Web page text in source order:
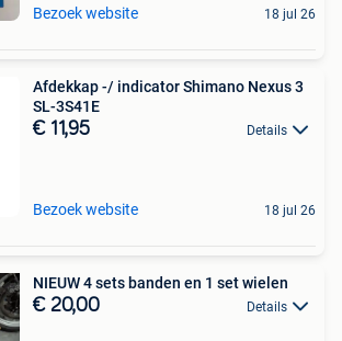
Bezoek website 18 jul 26
Afdekkap -/ indicator Shimano Nexus 3
SL-3S41E
€ 11,95 Details
Bezoek website 18 jul 26
NIEUW 4 sets banden en 1 set wielen
€ 20,00 Details